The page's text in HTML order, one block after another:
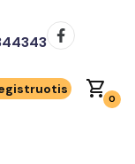
shopping_cart0